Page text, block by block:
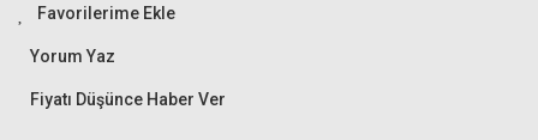
Yorum Yaz
Fiyatı Düşünce Haber Ver